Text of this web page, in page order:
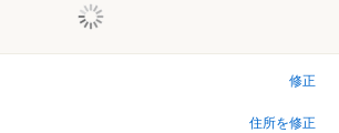
修正
住所を修正